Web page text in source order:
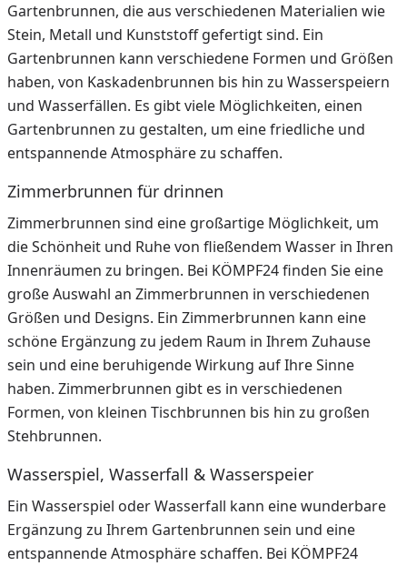
Gartenbrunnen, die aus verschiedenen Materialien wie
Stein, Metall und Kunststoff gefertigt sind. Ein
Gartenbrunnen kann verschiedene Formen und Größen
haben, von Kaskadenbrunnen bis hin zu Wasserspeiern
und Wasserfällen. Es gibt viele Möglichkeiten, einen
Gartenbrunnen zu gestalten, um eine friedliche und
entspannende Atmosphäre zu schaffen.
Zimmerbrunnen für drinnen
Zimmerbrunnen sind eine großartige Möglichkeit, um
die Schönheit und Ruhe von fließendem Wasser in Ihren
Innenräumen zu bringen. Bei KÖMPF24 finden Sie eine
große Auswahl an Zimmerbrunnen in verschiedenen
Größen und Designs. Ein Zimmerbrunnen kann eine
schöne Ergänzung zu jedem Raum in Ihrem Zuhause
sein und eine beruhigende Wirkung auf Ihre Sinne
haben. Zimmerbrunnen gibt es in verschiedenen
Formen, von kleinen Tischbrunnen bis hin zu großen
Stehbrunnen.
Wasserspiel, Wasserfall & Wasserspeier
Ein Wasserspiel oder Wasserfall kann eine wunderbare
Ergänzung zu Ihrem Gartenbrunnen sein und eine
entspannende Atmosphäre schaffen. Bei KÖMPF24